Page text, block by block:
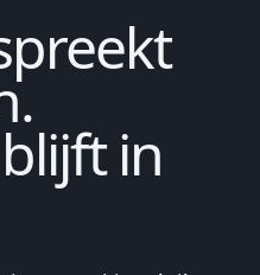
.
in